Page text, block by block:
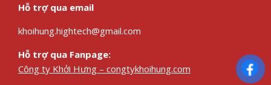
Hỗ trợ qua email
khoihung.hightech@gmail.com
Hỗ trợ qua Fanpage:
Công ty Khởi Hưng – congtykhoihung.com